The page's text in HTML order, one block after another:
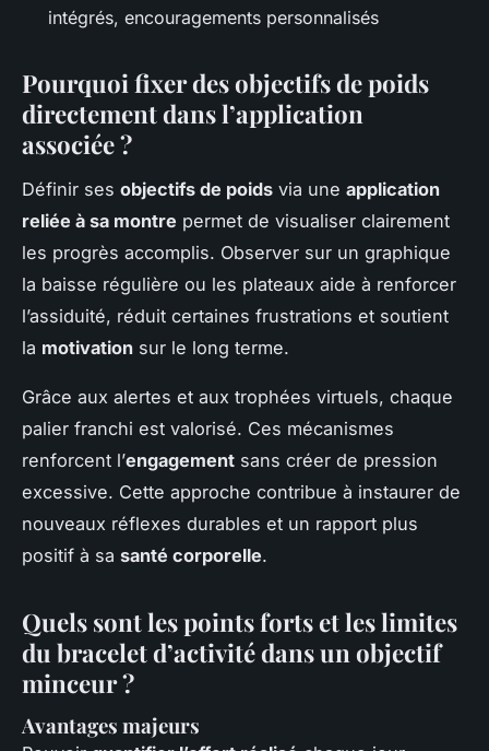
intégrés, encouragements personnalisés
Pourquoi fixer des objectifs de poids
directement dans l’application
associée ?
Définir ses objectifs de poids via une application
reliée à sa montre permet de visualiser clairement
les progrès accomplis. Observer sur un graphique
la baisse régulière ou les plateaux aide à renforcer
l’assiduité, réduit certaines frustrations et soutient
la motivation sur le long terme.
Grâce aux alertes et aux trophées virtuels, chaque
palier franchi est valorisé. Ces mécanismes
renforcent l’engagement sans créer de pression
excessive. Cette approche contribue à instaurer de
nouveaux réflexes durables et un rapport plus
positif à sa santé corporelle.
Quels sont les points forts et les limites
du bracelet d’activité dans un objectif
minceur ?
Avantages majeurs